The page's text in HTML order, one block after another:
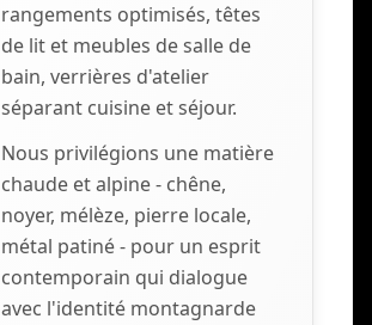
rangements optimisés, têtes
de lit et meubles de salle de
bain, verrières d'atelier
séparant cuisine et séjour.
Nous privilégions une matière
chaude et alpine - chêne,
noyer, mélèze, pierre locale,
métal patiné - pour un esprit
contemporain qui dialogue
avec l'identité montagnarde